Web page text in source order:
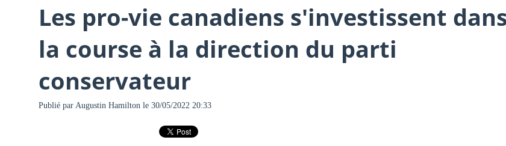
Les pro-vie canadiens s'investissent
la course à la direction du parti
conservateur
Publié par Augustin Hamiltonle 30/05/2022 20:33